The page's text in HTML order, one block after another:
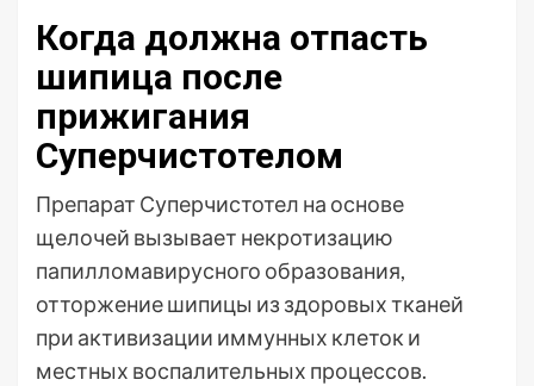
Когда должна отпасть
шипица после
прижигания
Суперчистотелом
Препарат Суперчистотел на основе
щелочей вызывает некротизацию
папилломавирусного образования,
отторжение шипицы из здоровых тканей
при активизации иммунных клеток и
местных воспалительных процессов.